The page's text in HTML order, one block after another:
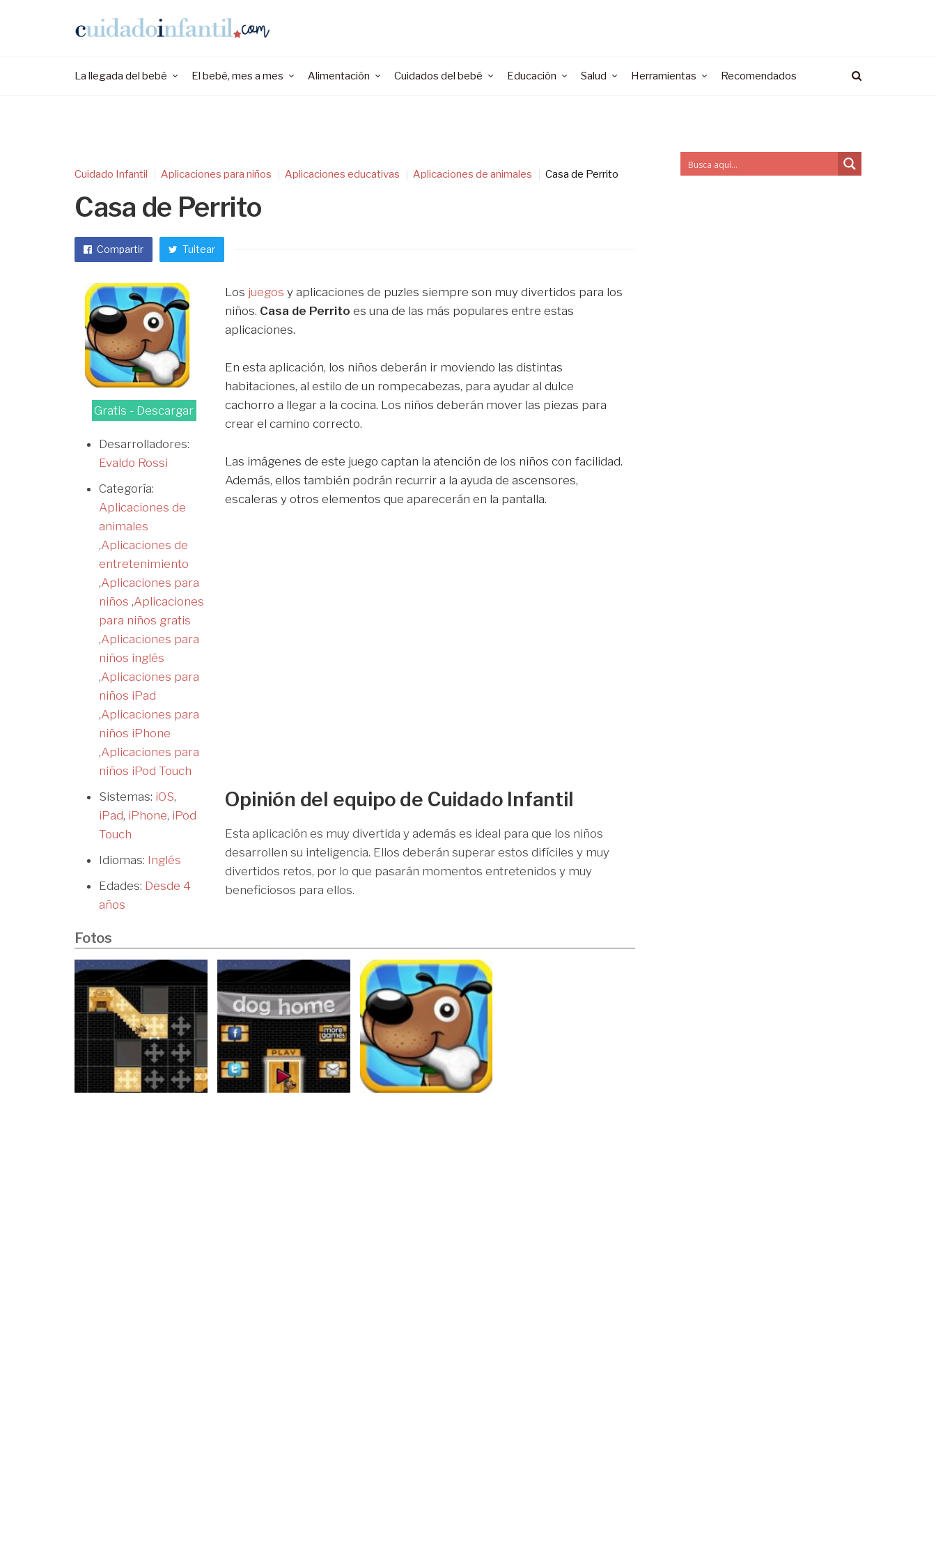
La llegada del bebé El bebé, mes a mes Alimentación Cuidados del bebé Educación Salud Herramientas Recomendados
Cuidado Infantil Aplicaciones para niños Aplicaciones educativas Aplicaciones de animales Casa de Perrito
Casa de Perrito
Compartir Tuitear
Gratis - Descargar
Desarrolladores:
Evaldo Rossi
Categoría:
Aplicaciones de
animales
,Aplicaciones de
entretenimiento
,Aplicaciones para
niños ,Aplicaciones
para niños gratis
,Aplicaciones para
niños inglés
,Aplicaciones para
niños iPad
,Aplicaciones para
niños iPhone
,Aplicaciones para
niños iPod Touch
Sistemas: iOS,
iPad, iPhone, iPod
Touch
Idiomas: Inglés
Edades: Desde 4
años
Los juegos y aplicaciones de puzles siempre son muy divertidos para los
niños. Casa de Perrito es una de las más populares entre estas
aplicaciones.
En esta aplicación, los niños deberán ir moviendo las distintas
habitaciones, al estilo de un rompecabezas, para ayudar al dulce
cachorro a llegar a la cocina. Los niños deberán mover las piezas para
crear el camino correcto.
Las imágenes de este juego captan la atención de los niños con facilidad.
Además, ellos también podrán recurrir a la ayuda de ascensores,
escaleras y otros elementos que aparecerán en la pantalla.
Opinión del equipo de Cuidado Infantil
Esta aplicación es muy divertida y además es ideal para que los niños
desarrollen su inteligencia. Ellos deberán superar estos difíciles y muy
divertidos retos, por lo que pasarán momentos entretenidos y muy
beneficiosos para ellos.
Fotos